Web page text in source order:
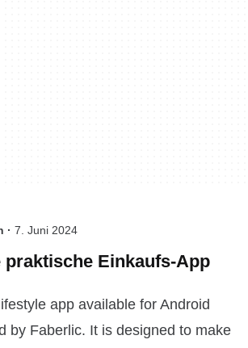
· 7. Juni 2024
praktische Einkaufs-App
app available for Android
by Faberlic. It is designed to make